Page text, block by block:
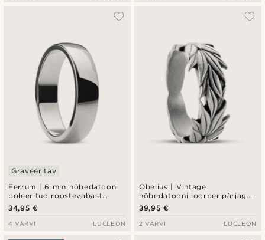
Ferrum | 6 mm hõbedatooni
poleeritud roostevabast
terasest D-kujuline sõrmus
Graveeritav
34,95 €
4 VÄRVI LUCLEON
Obelius | Vintage
hõbedatooni loorberipärjaga
sõrmus
39,95 €
2 VÄRVI LUCLEON